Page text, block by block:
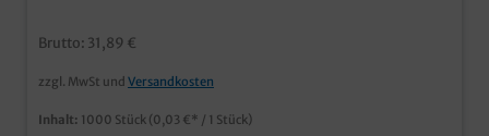
Brutto: 31,89 €
zzgl. MwSt und Versandkosten
Inhalt: 1000 Stück (0,03 €* / 1 Stück)